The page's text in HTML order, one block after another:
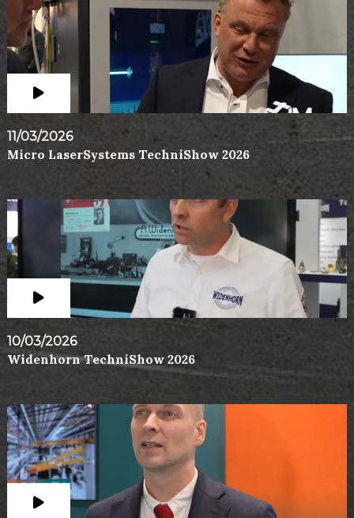
11/03/2026
Micro LaserSystems TechniShow 2026
10/03/2026
Widenhorn TechniShow 2026